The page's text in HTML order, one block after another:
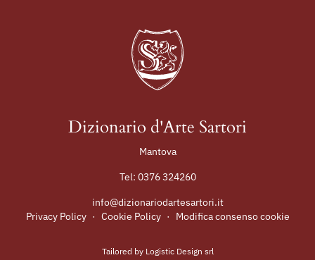
Dizionario d'Arte Sartori
Mantova
Tel: 0376 324260
info@dizionariodartesartori.it
Privacy Policy · Cookie Policy · Modifica consenso cookie
Tailored by Logistic Design srl